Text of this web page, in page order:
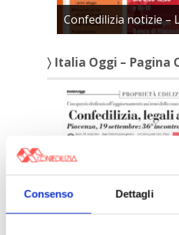
Consenso Dettagli
Confedilizia notizie –
〉 Italia Oggi – Pagina
Italia Oggi – Luglio